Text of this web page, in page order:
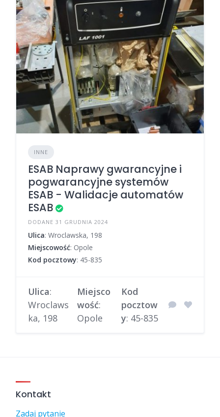
INNE
ESAB Naprawy gwarancyjne i
pogwarancyjne systemów
ESAB - Walidacje automatów
ESAB
DODANE 31 GRUDNIA 2024
Ulica: Wroclawska, 198
Miejscowość: Opole
Kod pocztowy: 45-835
Ulica:
Wroclaws
ka, 198
Miejsco
wość:
Opole
Kod
pocztow
y: 45-835
Kontakt
Zadaj pytanie